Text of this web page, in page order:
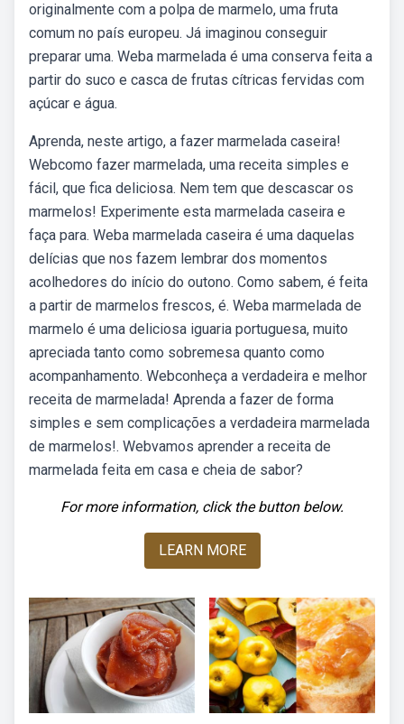
originalmente com a polpa de marmelo, uma fruta
comum no país europeu. Já imaginou conseguir
preparar uma. Weba marmelada é uma conserva feita a
partir do suco e casca de frutas cítricas fervidas com
açúcar e água.
Aprenda, neste artigo, a fazer marmelada caseira!
Webcomo fazer marmelada, uma receita simples e
fácil, que fica deliciosa. Nem tem que descascar os
marmelos! Experimente esta marmelada caseira e
faça para. Weba marmelada caseira é uma daquelas
delícias que nos fazem lembrar dos momentos
acolhedores do início do outono. Como sabem, é feita
a partir de marmelos frescos, é. Weba marmelada de
marmelo é uma deliciosa iguaria portuguesa, muito
apreciada tanto como sobremesa quanto como
acompanhamento. Webconheça a verdadeira e melhor
receita de marmelada! Aprenda a fazer de forma
simples e sem complicações a verdadeira marmelada
de marmelos!. Webvamos aprender a receita de
marmelada feita em casa e cheia de sabor?
For more information, click the button below.
LEARN MORE